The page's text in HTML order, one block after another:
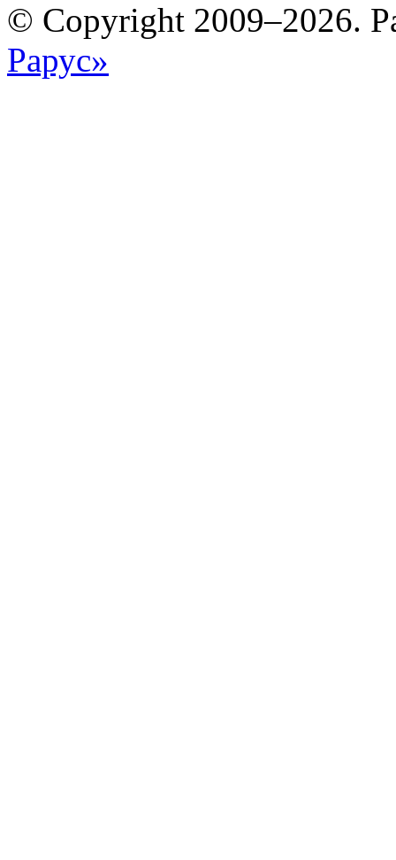
© Copyright 2009–2026.
Рарус»